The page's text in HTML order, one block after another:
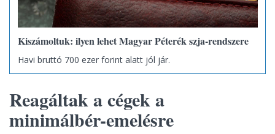
Kiszámoltuk: ilyen lehet Magyar Péterék szja-rendszere
Havi bruttó 700 ezer forint alatt jól jár.
Reagáltak a cégek a
minimálbér-emelésre